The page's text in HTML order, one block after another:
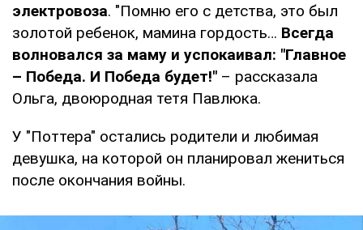
электровоза. "Помню его с детства, это был
золотой ребенок, мамина гордость… Всегда
волновался за маму и успокаивал: "Главное
– Победа. И Победа будет!" – рассказала
Ольга, двоюродная тетя Павлюка.
У "Поттера" остались родители и любимая
девушка, на которой он планировал жениться
после окончания войны.